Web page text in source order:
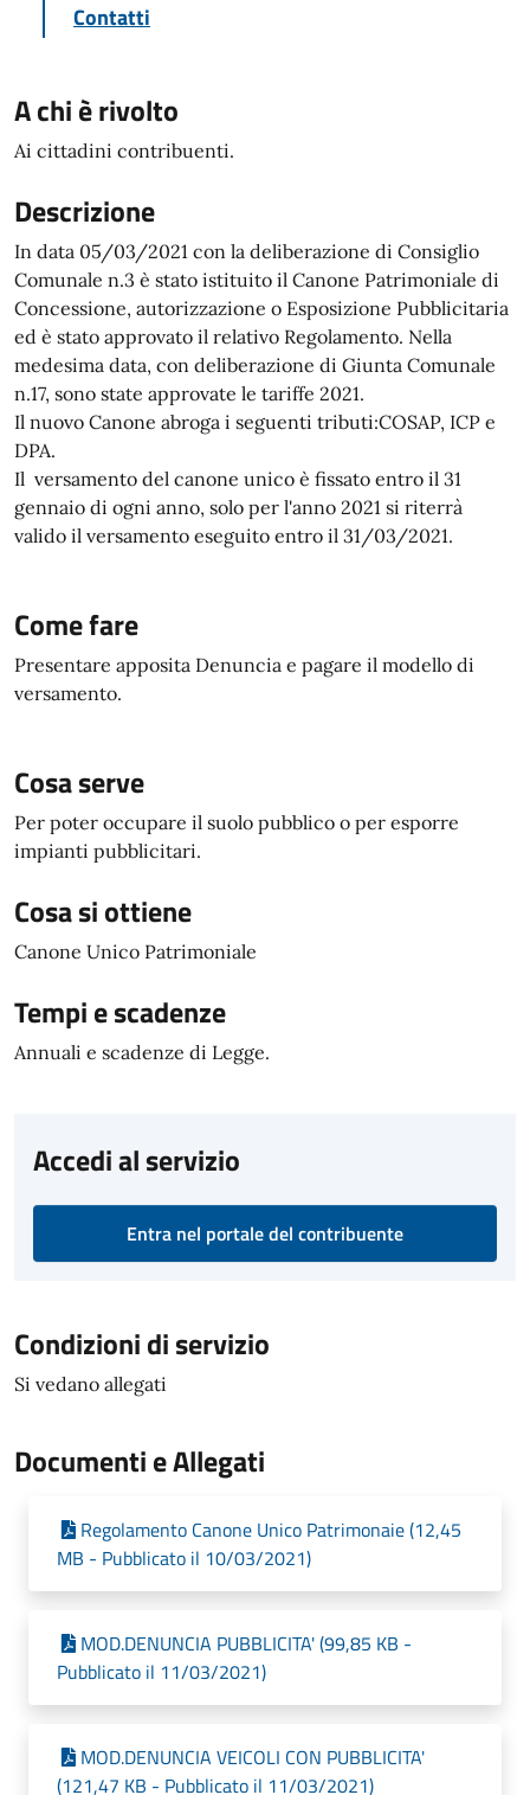
Contatti
A chi è rivolto
Ai cittadini contribuenti.
Descrizione
In data 05/03/2021 con la deliberazione di Consiglio
Comunale n.3 è stato istituito il Canone Patrimoniale di
Concessione, autorizzazione o Esposizione Pubblicitaria
ed è stato approvato il relativo Regolamento. Nella
medesima data, con deliberazione di Giunta Comunale
n.17, sono state approvate le tariffe 2021.
Il nuovo Canone abroga i seguenti tributi:COSAP, ICP e
DPA.
Il versamento del canone unico è fissato entro il 31
gennaio di ogni anno, solo per l'anno 2021 si riterrà
valido il versamento eseguito entro il 31/03/2021.
Come fare
Presentare apposita Denuncia e pagare il modello di
versamento.
Cosa serve
Per poter occupare il suolo pubblico o per esporre
impianti pubblicitari.
Cosa si ottiene
Canone Unico Patrimoniale
Tempi e scadenze
Annuali e scadenze di Legge.
Accedi al servizio
Entra nel portale del contribuente
Condizioni di servizio
Si vedano allegati
Documenti e Allegati
Regolamento Canone Unico Patrimonaie (12,45
MB - Pubblicato il 10/03/2021)
MOD.DENUNCIA PUBBLICITA' (99,85 KB -
Pubblicato il 11/03/2021)
MOD.DENUNCIA VEICOLI CON PUBBLICITA'
(121,47 KB - Pubblicato il 11/03/2021)